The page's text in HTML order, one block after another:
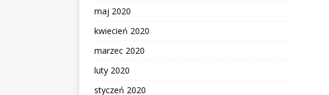
maj 2020
kwiecień 2020
marzec 2020
luty 2020
styczeń 2020